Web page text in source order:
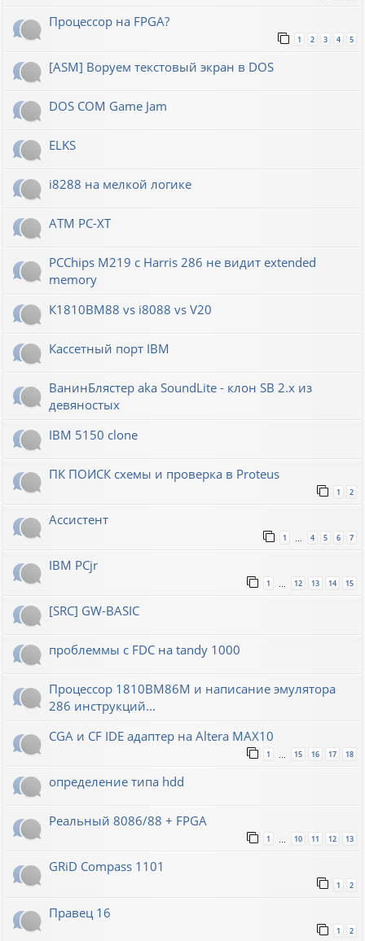
Процессор на FPGA?
1 2 3 4 5
[ASM] Воруем текстовый экран в DOS
DOS COM Game Jam
ELKS
i8288 на мелкой логике
ATM PC-XT
PCChips M219 с Harris 286 не видит extended
memory
К1810ВМ88 vs i8088 vs V20
Кассетный порт IBM
ВанинБлястер aka SoundLite - клон SB 2.x из
девяностых
IBM 5150 clone
ПК ПОИСК схемы и проверка в Proteus
1 2
Ассистент
1 … 4 5 6 7
IBM PCjr
1 … 12 13 14 15
[SRC] GW-BASIC
проблеммы с FDC на tandy 1000
Процессор 1810ВМ86М и написание эмулятора
286 инструкций...
CGA и CF IDE адаптер на Altera MAX10
1 … 15 16 17 18
определение типа hdd
Реальный 8086/88 + FPGA
1 … 10 11 12 13
GRiD Compass 1101
1 2
Правец 16
1 2